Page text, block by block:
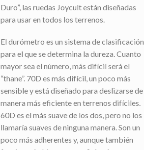
Duro”, las ruedas Joycult están diseñadas
para usar en todos los terrenos.
El durómetro es un sistema de clasificación
para el que se determina la dureza. Cuanto
mayor sea el número, más difícil será el
“thane”. 70D es más difícil, un poco más
sensible y está diseñado para deslizarse de
manera más eficiente en terrenos difíciles.
60D es el más suave de los dos, pero no los
llamaría suaves de ninguna manera. Son un
poco más adherentes y, aunque también